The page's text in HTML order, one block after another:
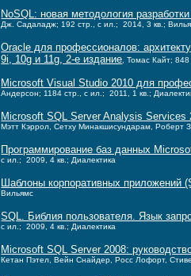
NoSQL: новая методология
Дж. Садаладж; 192 стр., с ил.; 2014, 3 кв.;
Oracle для профессионалов:
9i, 10g и 11g, 2-е издание , Томас Кайт;
Microsoft Visual Studio 2010 для
Андерсон; 1184 стр., с ил.; 2011, 1 кв.;
Microsoft SQL Server Analysis
Мэтт Кэррол, Сетху Минакшисундарам, Роберт
Программирование баз данных
с ил.; 2009, 4 кв.; Диалектика
Шаблоны корпоративных приложений
Вильямс
SQL. Библия пользователя. Язык
с ил.; 2009, 4 кв.; Диалектика
Microsoft SQL Server 2008:
Кетан Пэтел, Вейн Снайдер, Росс Лофорт,